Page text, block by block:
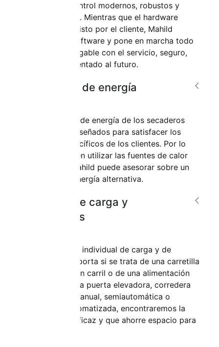
sistemas de control modernos, robustos y
estandarizados. Mientras que el hardware
puede ser provisto por el cliente, Mahild
suministra el software y pone en marcha todo
el sistema. Amigable con el servicio, seguro,
escalable y orientado al futuro.
Conceptos de energía
Los conceptos de energía de los secaderos
Mahild están diseñados para satisfacer los
requisitos específicos de los clientes. Por lo
tanto, se pueden utilizar las fuentes de calor
existentes o Mahild puede asesorar sobre un
concepto de energía alternativa.
Sistemas de carga y
compuertas
Elija su sistema individual de carga y de
puertas. No importa si se trata de una carretilla
elevadora, de un carril o de una alimentación
continua; de una puerta elevadora, corredera
y/o plegable; manual, semiautomática o
totalmente automatizada, encontraremos la
solución más eficaz y que ahorre espacio para